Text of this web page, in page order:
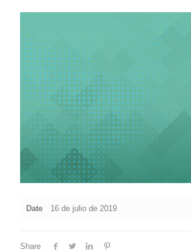
Date 16 de julio de 2019
Share